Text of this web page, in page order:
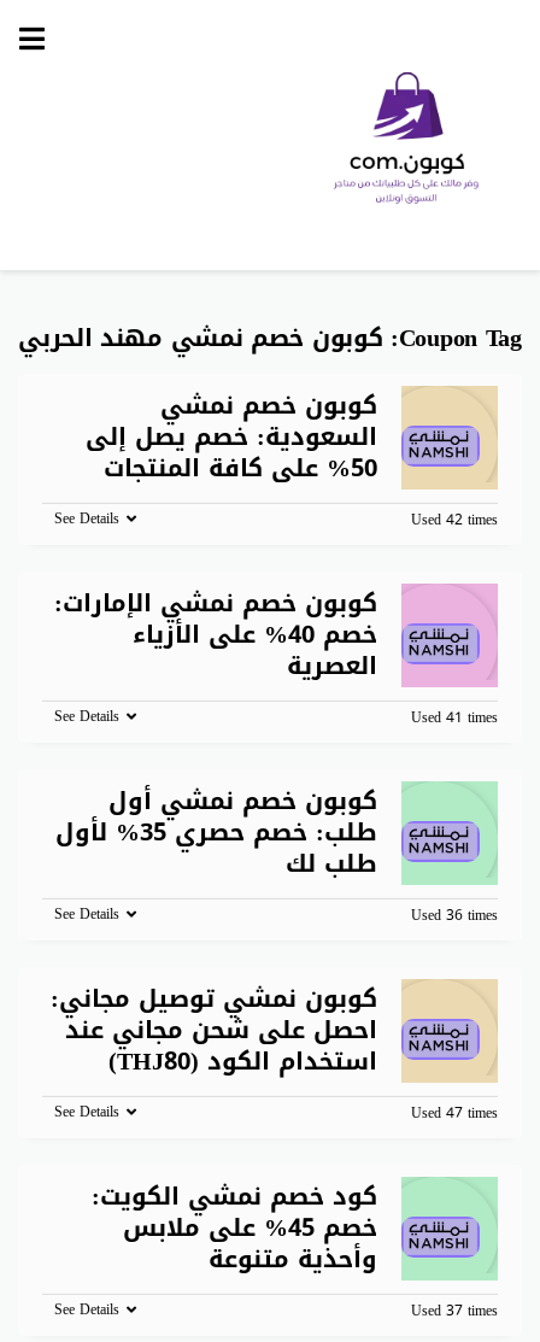
Skip
Coupon Tag: كوبون خصم نمشي مهند الحربي
كوبون خصم نمشي
السعودية: خصم يصل إلى
50% على كافة المنتجات
Used 42 times
See Details
كوبون خصم نمشي الإمارات:
خصم 40% على الأزياء
العصرية
Used 41 times
See Details
كوبون خصم نمشي أول
طلب: خصم حصري 35% لأول
طلب لك
Used 36 times
See Details
كوبون نمشي توصيل مجاني:
احصل على شحن مجاني عند
استخدام الكود (THJ80)
Used 47 times
See Details
كود خصم نمشي الكويت:
خصم 45% على ملابس
وأحذية متنوعة
Used 37 times
See Details